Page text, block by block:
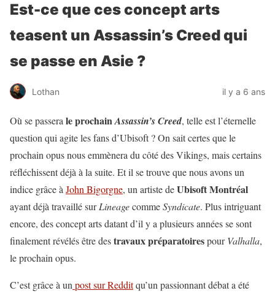
Est-ce que ces concept arts
teasent un Assassin’s Creed qui
se passe en Asie ?
Lothan il y a 6 ans
Où se passera le prochainAssassin’s Creed, telle est l’éternelle
question qui agite les fans d’Ubisoft ? On sait certes que le
prochain opus nous emmènera du côté des Vikings, mais certains
réfléchissent déjà à la suite. Et il se trouve que nous avons un
indice grâce à John Bigorgne, un artiste deUbisoft Montréal
ayant déjà travaillé surLineagecommeSyndicate. Plus intriguant
encore, des concept arts datant d’il y a plusieurs années se sont
finalement révélés être destravaux préparatoirespourValhalla,
le prochain opus.
C’est grâce à un post sur Redditqu’un passionnant débat a été